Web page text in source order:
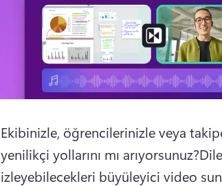
Ekibinizle, öğrencilerinizle veya
yenilikçi yollarını mı arıyorsunuz?
izleyebilecekleri büyüleyici video